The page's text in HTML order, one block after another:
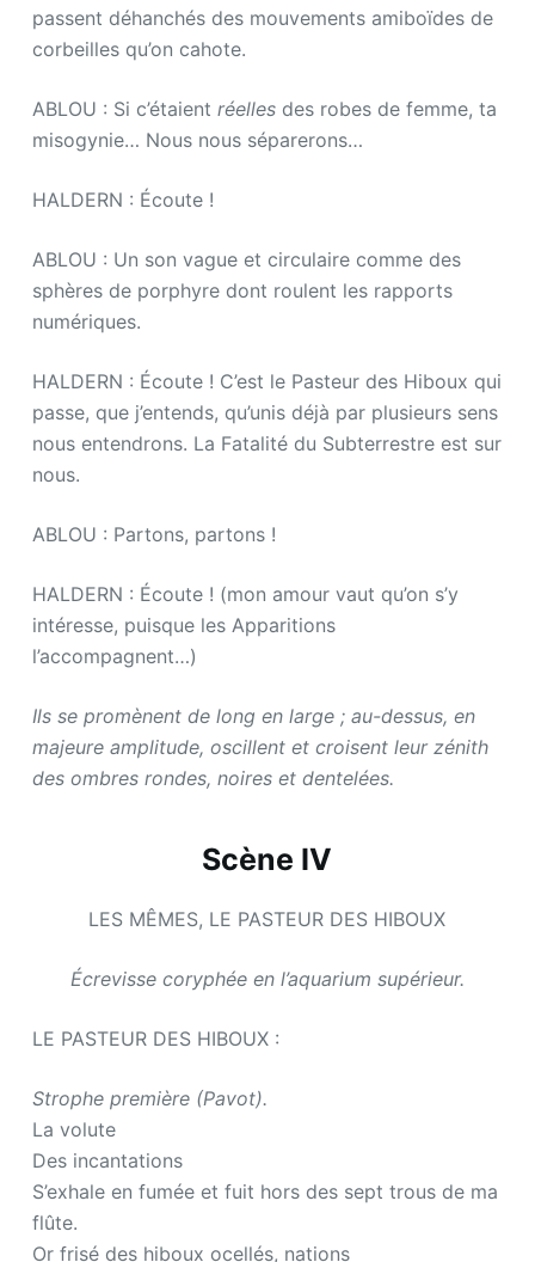
passent déhanchés des mouvements amiboïdes de
corbeilles qu’on cahote.
ABLOU : Si c’étaient réelles des robes de femme, ta
misogynie… Nous nous séparerons…
HALDERN : Écoute !
ABLOU : Un son vague et circulaire comme des
sphères de porphyre dont roulent les rapports
numériques.
HALDERN : Écoute ! C’est le Pasteur des Hiboux qui
passe, que j’entends, qu’unis déjà par plusieurs sens
nous entendrons. La Fatalité du Subterrestre est sur
nous.
ABLOU : Partons, partons !
HALDERN : Écoute ! (mon amour vaut qu’on s’y
intéresse, puisque les Apparitions
l’accompagnent…)
Ils se promènent de long en large ; au-dessus, en
majeure amplitude, oscillent et croisent leur zénith
des ombres rondes, noires et dentelées.
Scène IV
LES MÊMES, LE PASTEUR DES HIBOUX
Écrevisse coryphée en l’aquarium supérieur.
LE PASTEUR DES HIBOUX :
Strophe première (Pavot).
La volute
Des incantations
S’exhale en fumée et fuit hors des sept trous de ma
flûte.
Or frisé des hiboux ocellés, nations